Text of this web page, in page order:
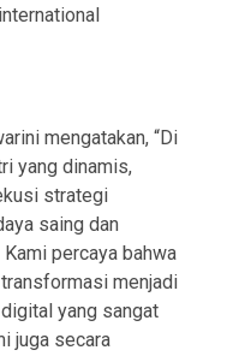
mengatakan, “Di
yang dinamis,
strategi
saing dan
percaya bahwa
menjadi
yang sangat
juga secara